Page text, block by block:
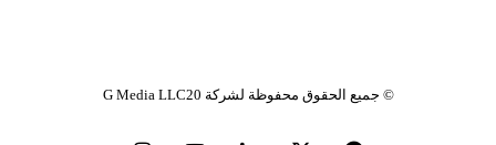
© جميع الحقوق محفوظة لشركة G Media LLC20